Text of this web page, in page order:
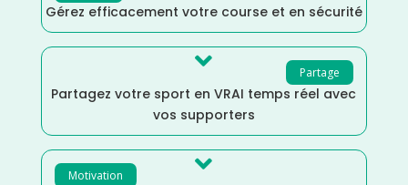
Gérez efficacement votre course et en sécurité
Partage

Partagez votre sport en VRAI temps réel avec
vos supporters
Motivation 